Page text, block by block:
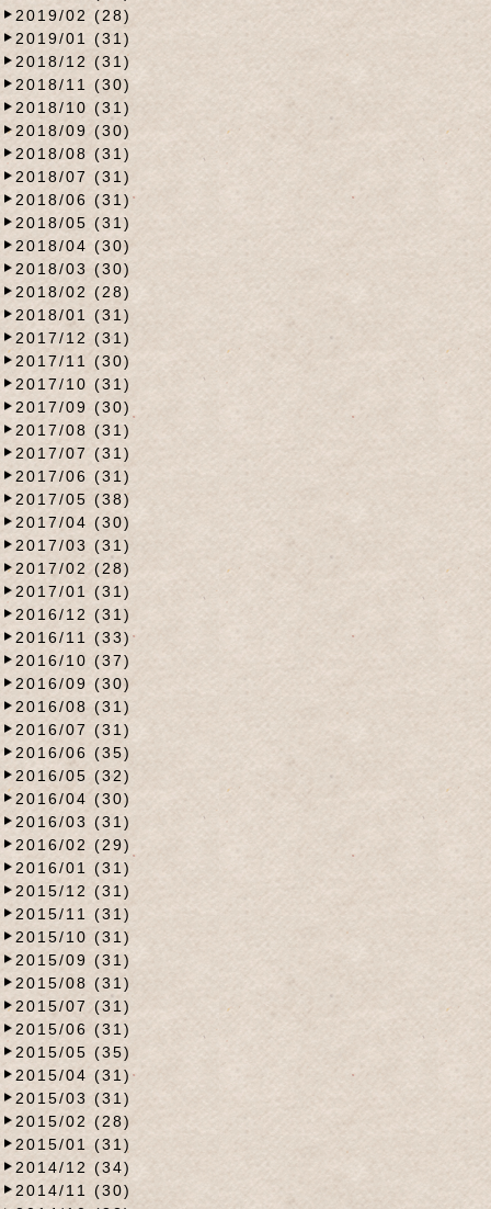
2019/02 (28)
2019/01 (31)
2018/12 (31)
2018/11 (30)
2018/10 (31)
2018/09 (30)
2018/08 (31)
2018/07 (31)
2018/06 (31)
2018/05 (31)
2018/04 (30)
2018/03 (30)
2018/02 (28)
2018/01 (31)
2017/12 (31)
2017/11 (30)
2017/10 (31)
2017/09 (30)
2017/08 (31)
2017/07 (31)
2017/06 (31)
2017/05 (38)
2017/04 (30)
2017/03 (31)
2017/02 (28)
2017/01 (31)
2016/12 (31)
2016/11 (33)
2016/10 (37)
2016/09 (30)
2016/08 (31)
2016/07 (31)
2016/06 (35)
2016/05 (32)
2016/04 (30)
2016/03 (31)
2016/02 (29)
2016/01 (31)
2015/12 (31)
2015/11 (31)
2015/10 (31)
2015/09 (31)
2015/08 (31)
2015/07 (31)
2015/06 (31)
2015/05 (35)
2015/04 (31)
2015/03 (31)
2015/02 (28)
2015/01 (31)
2014/12 (34)
2014/11 (30)